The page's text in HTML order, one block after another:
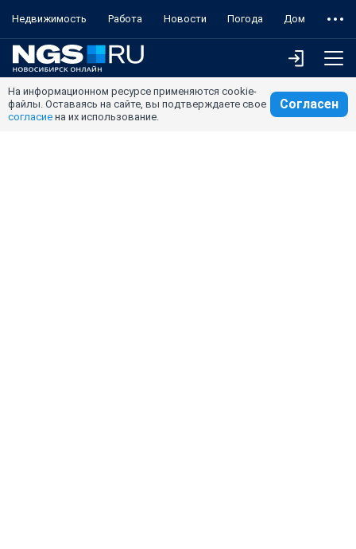
Недвижимость Работа Новости Погода Дом
На информационном ресурсе применяются cookie-
файлы. Оставаясь на сайте, вы подтверждаете свое
согласие на их использование.
Согласен